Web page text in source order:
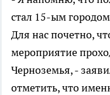
стал 15-ым
Для нас почетно,
мероприятие
Черноземья, -
отметить, что